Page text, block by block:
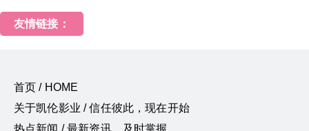
友情链接：
首页 / HOME
关于凯伦影业 / 信任彼此，现在开始
热点新闻 / 最新资讯，及时掌握